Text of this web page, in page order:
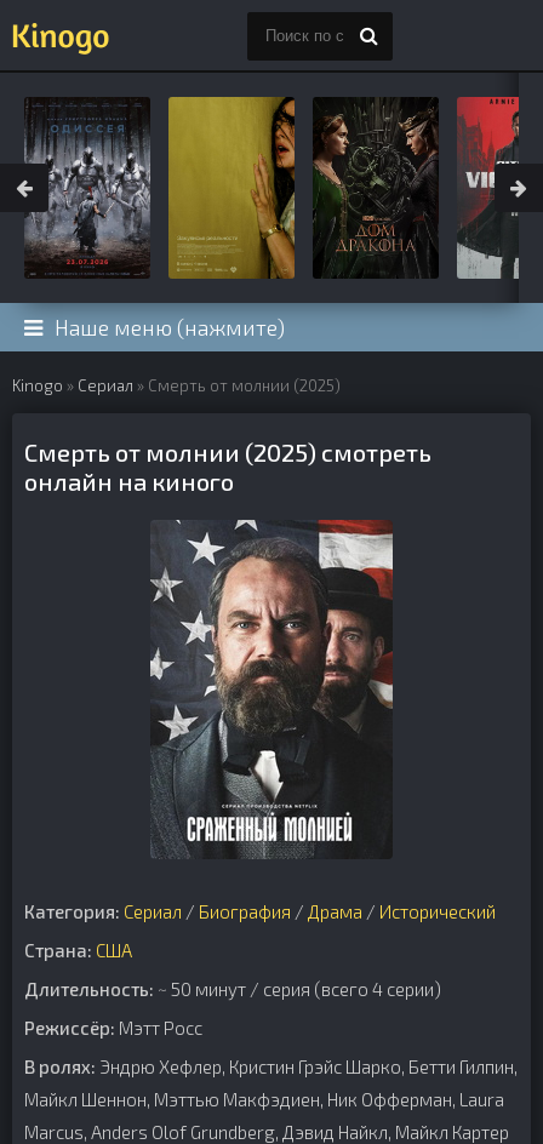
Наше меню (нажмите)
Kinogo » Сериал » Смерть от молнии (2025)
Смерть от молнии (2025) смотреть
онлайн на киного
Категория: Сериал / Биография / Драма / Исторический
Страна: США
Длительность: ~ 50 минут / серия (всего 4 серии)
Режиссёр: Мэтт Росс
В ролях: Эндрю Хефлер, Кристин Грэйс Шарко, Бетти Гилпин,
Майкл Шеннон, Мэттью Макфэдиен, Ник Офферман, Laura
Marcus, Anders Olof Grundberg, Дэвид Найкл, Майкл Картер